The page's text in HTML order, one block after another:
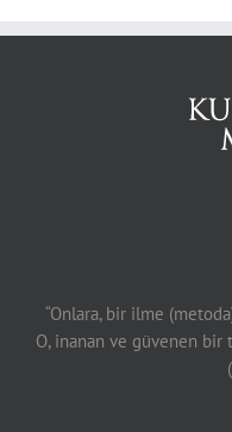
“Onlara, bir ilme
O, inanan ve güvenen bir